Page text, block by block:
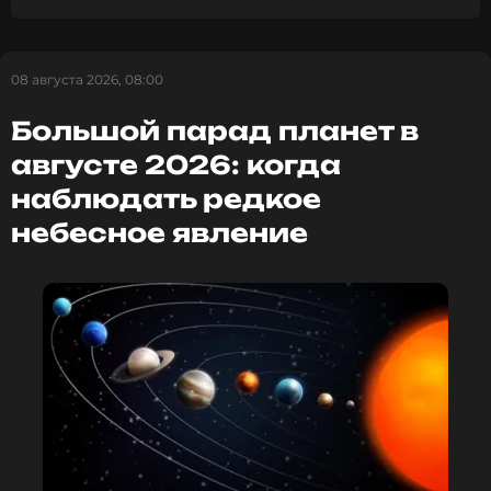
ФОТО: МУЗ-ТВ
Ваня Дмитриенко официально
внесен в Книгу рекордов России
5 дней назад
Новость по теме >
08 августа 2026, 08:00
Большой парад планет в
августе 2026: когда
наблюдать редкое
небесное явление